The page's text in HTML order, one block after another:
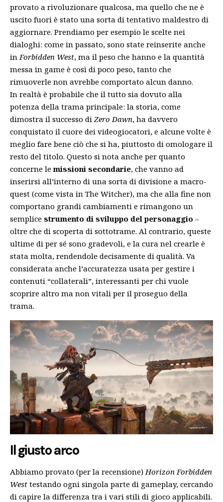
provato a rivoluzionare qualcosa, ma quello che ne è
uscito fuori è stato una sorta di tentativo maldestro di
aggiornare. Prendiamo per esempio le scelte nei
dialoghi: come in passato, sono state reinserite anche
in Forbidden West, ma il peso che hanno e la quantità
messa in game è così di poco peso, tanto che
rimuoverle non avrebbe comportato alcun danno.
In realtà è probabile che il tutto sia dovuto alla
potenza della trama principale: la storia, come
dimostra il successo di Zero Dawn, ha davvero
conquistato il cuore dei videogiocatori, e alcune volte è
meglio fare bene ciò che si ha, piuttosto di omologare il
resto del titolo. Questo si nota anche per quanto
concerne lemissioni secondarie, che vanno ad
inserirsi all’interno di una sorta di divisione a macro-
quest (come vista in The Witcher), ma che alla fine non
comportano grandi cambiamenti e rimangono un
semplice strumento di sviluppo del personaggio –
oltre che di scoperta di sottotrame. Al contrario, queste
ultime di per sé sono gradevoli, e la cura nel crearle è
stata molta, rendendole decisamente di qualità. Va
considerata anche l’accuratezza usata per gestire i
contenuti “collaterali”, interessanti per chi vuole
scoprire altro ma non vitali per il proseguo della
trama.
Il giusto arco
Abbiamo provato (per la recensione)Horizon Forbidden
West testando ogni singola parte di gameplay, cercando
di capire la differenza tra i vari stili di gioco applicabili.